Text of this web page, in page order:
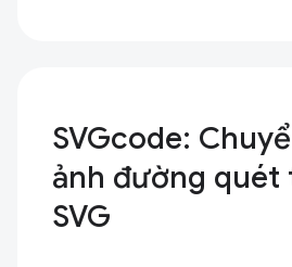
SVGcode:
ảnh đường quét
SVG